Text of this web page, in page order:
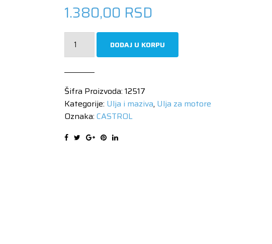
1.380,00 RSD
CASTROL
TITANIUM
EDGE
količina
DODAJ U KORPU
Šifra Proizvoda: 12517
Kategorije: Ulja i maziva, Ulja za motore
Oznaka: CASTROL